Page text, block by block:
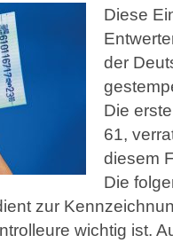
Diese
der
Die
61,
diesem
Die
zur
wichtig ist.